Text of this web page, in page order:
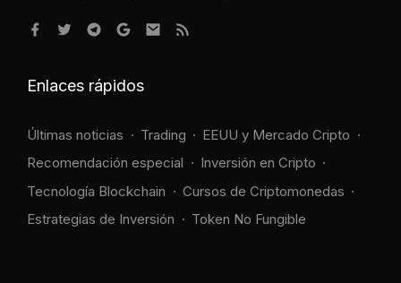
Enlaces rápidos
Últimas noticias Trading
EEUU y Mercado Cripto
Recomendación especial
Inversión en Cripto
Tecnología Blockchain
Cursos de Criptomonedas
Estrategias de Inversión
Token No Fungible